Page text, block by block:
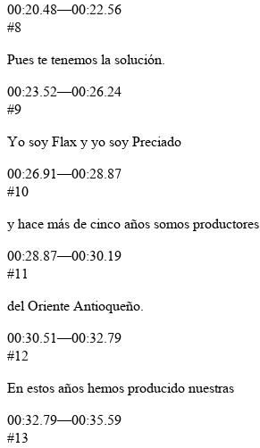
00:20.48—00:22.56
#8
Pues te tenemos la solución.
00:23.52—00:26.24
#9
Yo soy Flax y yo soy Preciado
00:26.91—00:28.87
#10
y hace más de cinco años somos productores
00:28.87—00:30.19
#11
del Oriente Antioqueño.
00:30.51—00:32.79
#12
En estos años hemos producido nuestras
00:32.79—00:35.59
#13